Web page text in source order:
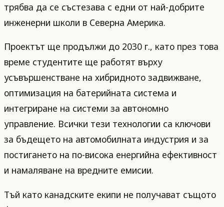
трябва да се състезава с едни от най-добрите
инженерни школи в Северна Америка.
Проектът ще продължи до 2030 г., като през това
време студентите ще работят върху
усъвършенстване на хибридното задвижване,
оптимизация на батерийната система и
интегриране на системи за автономно
управление. Всички тези технологии са ключови
за бъдещето на автомобилната индустрия и за
постигането на по-висока енергийна ефективност
и намаляване на вредните емисии.
Тъй като канадските екипи не получават същото